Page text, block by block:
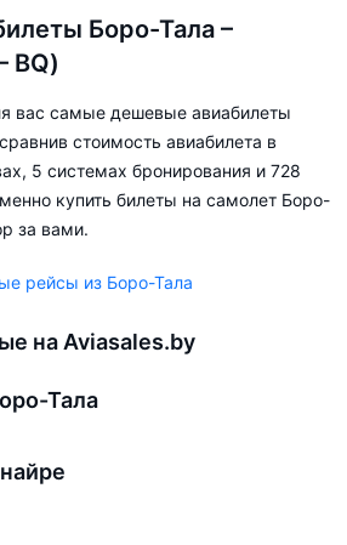
Боро-Тала –
BQ)
вас самые дешевые авиабилеты
стоимость авиабилета в
5 системах бронирования и 728
купить билеты на самолет Боро-
за вами.
рейсы из Боро-Тала
на Aviasales.by
Тала